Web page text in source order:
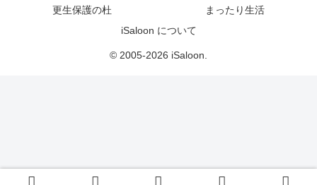
更生保護の杜
まったり生活
iSaloon について
© 2005-2026 iSaloon.